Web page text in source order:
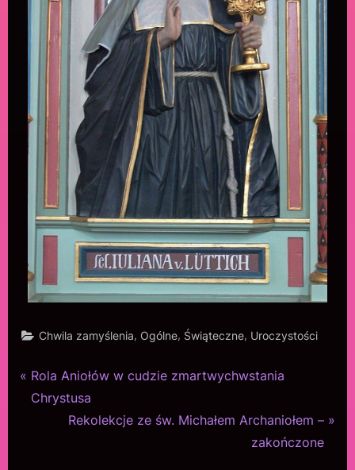
Chwila zamyślenia,Ogólne, Świąteczne, Uroczystości
Rola Aniołów w cudzie zmartwychwstania
Chrystusa
Rekolekcje ze św. Michałem Archaniołem –
zakończone